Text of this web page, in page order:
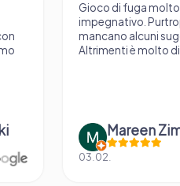
Gioco di fuga molto
impegnativo.
mancano alcuni
Altrimenti è molto
Mareen
03.02.